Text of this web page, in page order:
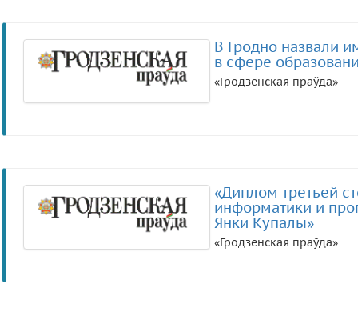
В Гродно назвали
в сфере
«Гродзенская праўда»
«Диплом третьей
информатики и
Янки Купалы»
«Гродзенская праўда»